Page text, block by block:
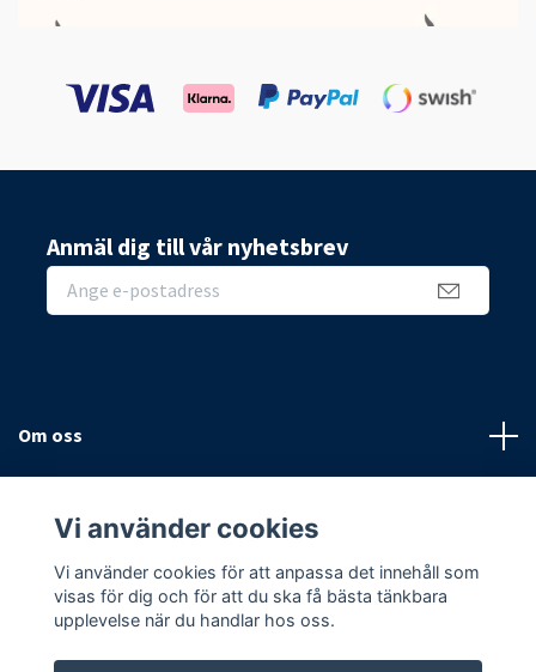
Anmäl dig till vår nyhetsbrev
Om oss
Sociala medier
Vi använder cookies
Vi använder cookies för att anpassa det innehåll som
visas för dig och för att du ska få bästa tänkbara
upplevelse när du handlar hos oss.